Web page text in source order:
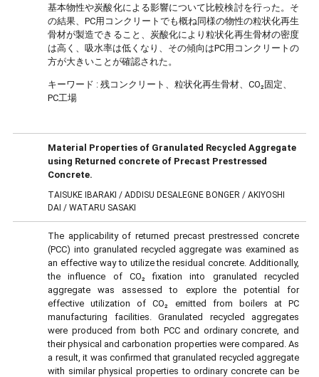
基本物性や炭酸化による影響について比較検討を行った。そ
の結果、PC用コンクリートでも概ね同様の物性の粒状化再生
骨材が製造できること、炭酸化により粒状化再生骨材の密度
は高く、吸水率は低くなり、その傾向はPC用コンクリートの
方が大きいことが確認された。
キーワード : 残コンクリート、粒状化再生骨材、CO₂固定、
PC工場
Material Properties of Granulated Recycled Aggregate
using Returned concrete of Precast Prestressed
Concrete.
TAISUKE IBARAKI / ADDISU DESALEGNE BONGER / AKIYOSHI
DAI / WATARU SASAKI
The applicability of returned precast prestressed concrete
(PCC) into granulated recycled aggregate was examined as
an effective way to utilize the residual concrete. Additionally,
the influence of CO₂ fixation into granulated recycled
aggregate was assessed to explore the potential for
effective utilization of CO₂ emitted from boilers at PC
manufacturing facilities. Granulated recycled aggregates
were produced from both PCC and ordinary concrete, and
their physical and carbonation properties were compared. As
a result, it was confirmed that granulated recycled aggregate
with similar physical properties to ordinary concrete can be